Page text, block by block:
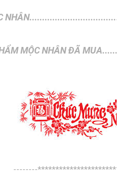
NHÂN........................................
MỘC NHÂN ĐÃ
--------